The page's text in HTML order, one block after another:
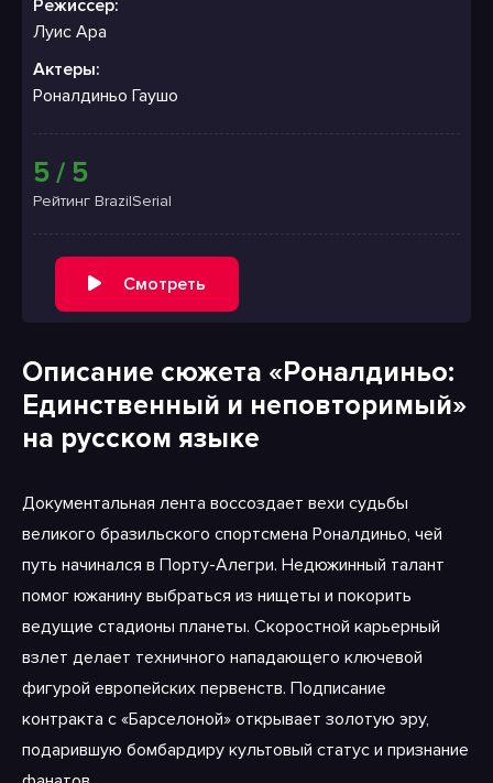
Режиссер:
Луис Ара
Актеры:
Роналдиньо Гаушо
5 / 5
Рейтинг BrazilSerial
Смотреть
Описание сюжета «Роналдиньо:
Единственный и неповторимый»
на русском языке
Документальная лента воссоздает вехи судьбы
великого бразильского спортсмена Роналдиньо, чей
путь начинался в Порту-Алегри. Недюжинный талант
помог южанину выбраться из нищеты и покорить
ведущие стадионы планеты. Скоростной карьерный
взлет делает техничного нападающего ключевой
фигурой европейских первенств. Подписание
контракта с «Барселоной» открывает золотую эру,
подарившую бомбардиру культовый статус и признание